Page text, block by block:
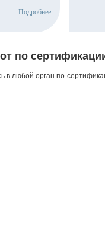
Подробнее
по
любой орган по